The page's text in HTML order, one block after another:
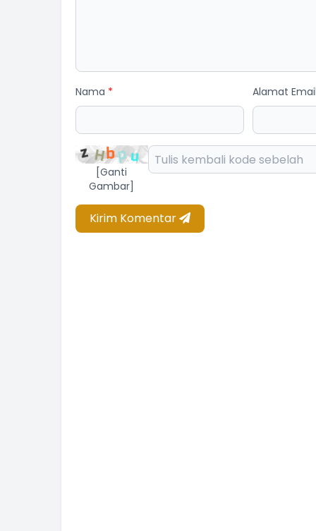
Nama * Alamat
[Ganti
Gambar]
Kirim Komentar